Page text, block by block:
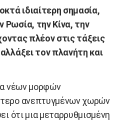
ιδιαίτερη σημασία,
Ρωσία, την Κίνα, την
πλέον στις τάξεις
τον πλανήτη και
νέων μορφών
ανεπτυγμένων χωρών
ότι μια μεταρρυθμισμένη